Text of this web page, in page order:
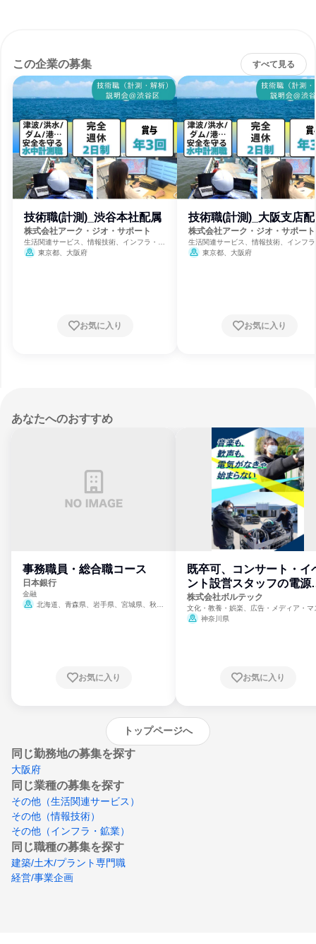
この企業の募集 すべて見る
技術職(計測)_渋谷本社配属
株式会社アーク・ジオ・サポート
生活関連サービス、情報技術、インフラ・鉱
業
東京都、大阪府
お気に入り
技術職(計測)_大阪支店
株式会社アーク・ジオ・サポート
生活関連サービス、情報技術、インフ
業
東京都、大阪府
お気に入り
あなたへのおすすめ
事務職員・総合職コース
日本銀行
金融
北海道、青森県、岩手県、宮城県、秋田
崎県、熊本県、大分県、宮崎県、鹿児島県、
お気に入り
既卒可、コンサート・イ
ント設営スタッフの電源
門
株式会社ボルテック
文化・教養・娯楽、広告・メディア・マ
ミ、電力・ガス・水道・エネルギー
神奈川県
お気に入り
トップページへ
同じ勤務地の募集を探す
大阪府
同じ業種の募集を探す
その他（生活関連サービス）
その他（情報技術）
その他（インフラ・鉱業）
同じ職種の募集を探す
建築/土木/プラント専門職
経営/事業企画